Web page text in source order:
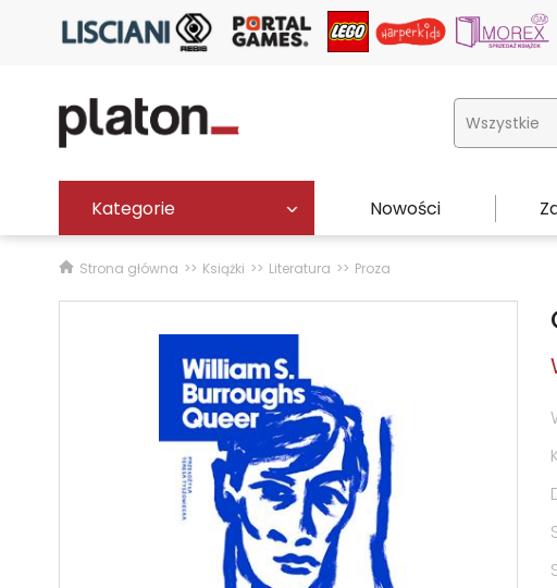
Kategorie Nowości
Strona główna Książki Literatura Proza